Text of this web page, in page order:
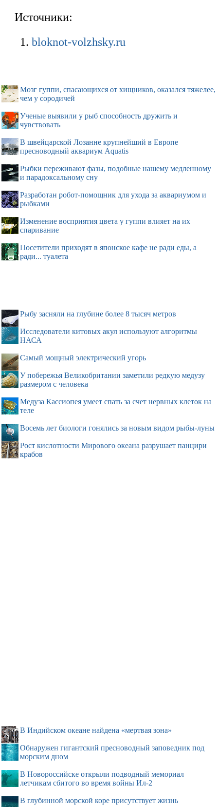
Источники:
bloknot-volzhsky.ru
Мозг гуппи, спасающихся от хищников, оказался тяжелее,
чем у сородичей
Ученые выявили у рыб способность дружить и
чувствовать
В швейцарской Лозанне крупнейший в Европе
пресноводный аквариум Aquatis
Рыбки переживают фазы, подобные нашему медленному
и парадоксальному сну
Разработан робот-помощник для ухода за аквариумом и
рыбками
Изменение восприятия цвета у гуппи влияет на их
спаривание
Посетители приходят в японское кафе не ради еды, а
ради... туалета
Рыбу засняли на глубине более 8 тысяч метров
Исследователи китовых акул используют алгоритмы
НАСА
Самый мощный электрический угорь
У побережья Великобритании заметили редкую медузу
размером с человека
Медуза Кассиопея умеет спать за счет нервных клеток на
теле
Восемь лет биологи гонялись за новым видом рыбы-луны
Рост кислотности Мирового океана разрушает панцири
крабов
В Индийском океане найдена «мертвая зона»
Обнаружен гигантский пресноводный заповедник под
морским дном
В Новороссийске открыли подводный мемориал
летчикам сбитого во время войны Ил-2
В глубинной морской коре присутствует жизнь